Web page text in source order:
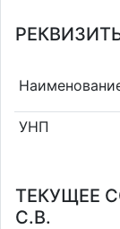
УНП
ТЕКУЩЕЕ
С.В.